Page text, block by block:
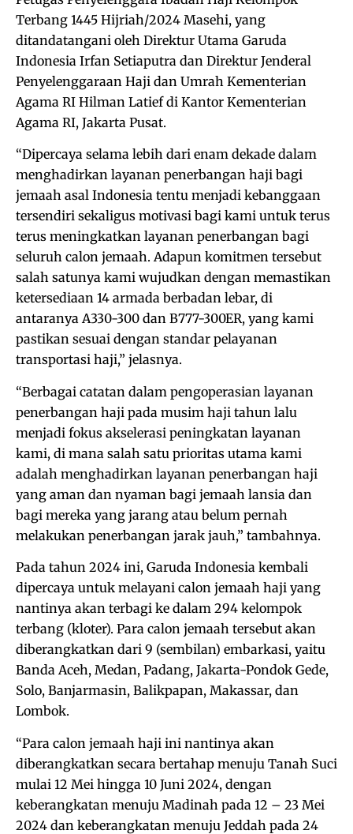
Terbang 1445 Hijriah/2024 Masehi, yang
ditandatangani oleh Direktur Utama Garuda
Indonesia Irfan Setiaputra dan Direktur Jenderal
Penyelenggaraan Haji dan Umrah Kementerian
Agama RI Hilman Latief di Kantor Kementerian
Agama RI, Jakarta Pusat.
“Dipercaya selama lebih dari enam dekade dalam
menghadirkan layanan penerbangan haji bagi
jemaah asal Indonesia tentu menjadi kebanggaan
tersendiri sekaligus motivasi bagi kami untuk terus
terus meningkatkan layanan penerbangan bagi
seluruh calon jemaah. Adapun komitmen tersebut
salah satunya kami wujudkan dengan memastikan
ketersediaan 14 armada berbadan lebar, di
antaranya A330-300 dan B777-300ER, yang kami
pastikan sesuai dengan standar pelayanan
transportasi haji,” jelasnya.
“Berbagai catatan dalam pengoperasian layanan
penerbangan haji pada musim haji tahun lalu
menjadi fokus akselerasi peningkatan layanan
kami, di mana salah satu prioritas utama kami
adalah menghadirkan layanan penerbangan haji
yang aman dan nyaman bagi jemaah lansia dan
bagi mereka yang jarang atau belum pernah
melakukan penerbangan jarak jauh,” tambahnya.
Pada tahun 2024 ini, Garuda Indonesia kembali
dipercaya untuk melayani calon jemaah haji yang
nantinya akan terbagi ke dalam 294 kelompok
terbang (kloter). Para calon jemaah tersebut akan
diberangkatkan dari 9 (sembilan) embarkasi, yaitu
Banda Aceh, Medan, Padang, Jakarta-Pondok Gede,
Solo, Banjarmasin, Balikpapan, Makassar, dan
Lombok.
“Para calon jemaah haji ini nantinya akan
diberangkatkan secara bertahap menuju Tanah Suci
mulai 12 Mei hingga 10 Juni 2024, dengan
keberangkatan menuju Madinah pada 12 – 23 Mei
2024 dan keberangkatan menuju Jeddah pada 24